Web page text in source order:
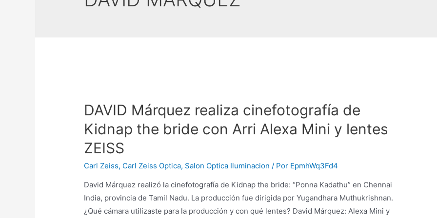
DAVID Márquez realiza cinefotografía de
Kidnap the bride con Arri Alexa Mini y lentes
ZEISS
Carl Zeiss, Carl Zeiss Optica, Salon Optica Iluminacion / Por EpmhWq3Fd4
David Márquez realizó la cinefotografía de Kidnap the bride: “Ponna Kadathu” en Chennai
India, provincia de Tamil Nadu. La producción fue dirigida por Yugandhara Muthukrishnan.
¿Qué cámara utilizaste para la producción y con qué lentes? David Márquez: Alexa Mini y